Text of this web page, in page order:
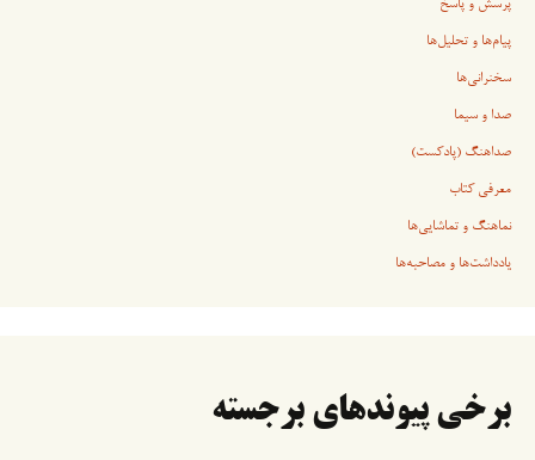
پرسش و پاسخ
پیام‌ها و تحلیل‌ها
سخنرانی‏‏‌ها
صدا و سیما
صداهنگ (پادکست)
معرفی کتاب
نماهنگ و تماشایی‌ها
یادداشت‌ها و مصاحبه‌ها
برخی پیوندهای برجسته